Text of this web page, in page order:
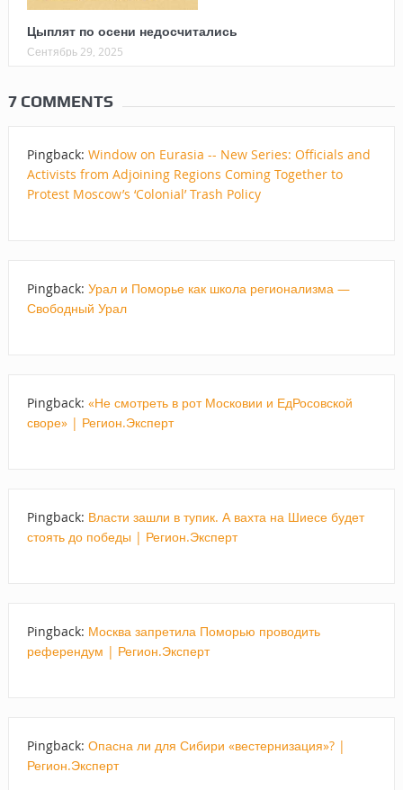
Цыплят по осени недосчитались
Сентябрь 29, 2025
7 COMMENTS
Pingback: Window on Eurasia -- New Series: Officials and
Activists from Adjoining Regions Coming Together to
Protest Moscow’s ‘Colonial’ Trash Policy
Pingback: Урал и Поморье как школа регионализма —
Свободный Урал
Pingback: «Не смотреть в рот Московии и ЕдРосовской
своре» | Регион.Эксперт
Pingback: Власти зашли в тупик. А вахта на Шиесе будет
стоять до победы | Регион.Эксперт
Pingback: Москва запретила Поморью проводить
референдум | Регион.Эксперт
Pingback: Опасна ли для Сибири «вестернизация»? |
Регион.Эксперт